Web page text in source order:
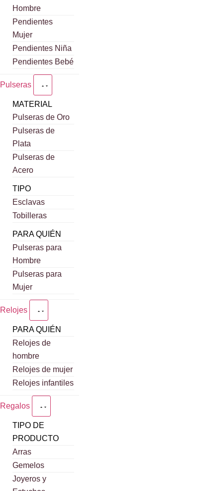
Hombre
Pendientes
Mujer
Pendientes Niña
Pendientes Bebé
Pulseras
MATERIAL
Pulseras de Oro
Pulseras de
Plata
Pulseras de
Acero
TIPO
Esclavas
Tobilleras
PARA QUIÉN
Pulseras para
Hombre
Pulseras para
Mujer
Relojes
PARA QUIÉN
Relojes de
hombre
Relojes de mujer
Relojes infantiles
Regalos
TIPO DE
PRODUCTO
Arras
Gemelos
Joyeros y